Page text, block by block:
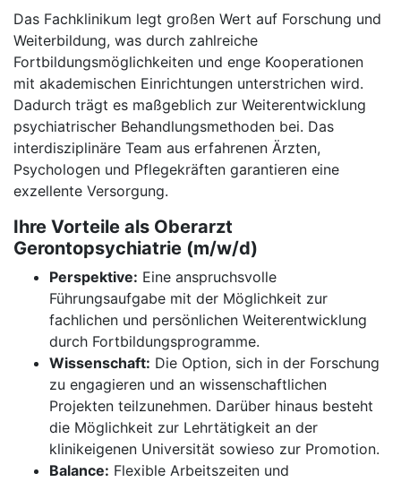
Das Fachklinikum legt großen Wert auf Forschung und
Weiterbildung, was durch zahlreiche
Fortbildungsmöglichkeiten und enge Kooperationen
mit akademischen Einrichtungen unterstrichen wird.
Dadurch trägt es maßgeblich zur Weiterentwicklung
psychiatrischer Behandlungsmethoden bei. Das
interdisziplinäre Team aus erfahrenen Ärzten,
Psychologen und Pflegekräften garantieren eine
exzellente Versorgung.
Ihre Vorteile als Oberarzt
Gerontopsychiatrie (m/w/d)
Perspektive: Eine anspruchsvolle
Führungsaufgabe mit der Möglichkeit zur
fachlichen und persönlichen Weiterentwicklung
durch Fortbildungsprogramme.
Wissenschaft: Die Option, sich in der Forschung
zu engagieren und an wissenschaftlichen
Projekten teilzunehmen. Darüber hinaus besteht
die Möglichkeit zur Lehrtätigkeit an der
klinikeigenen Universität sowieso zur Promotion.
Balance: Flexible Arbeitszeiten und